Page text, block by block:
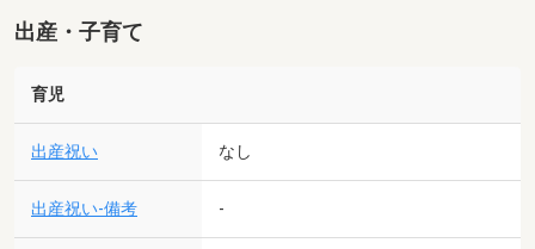
出産・子育て
育児
出産祝い なし
出産祝い-備考 -